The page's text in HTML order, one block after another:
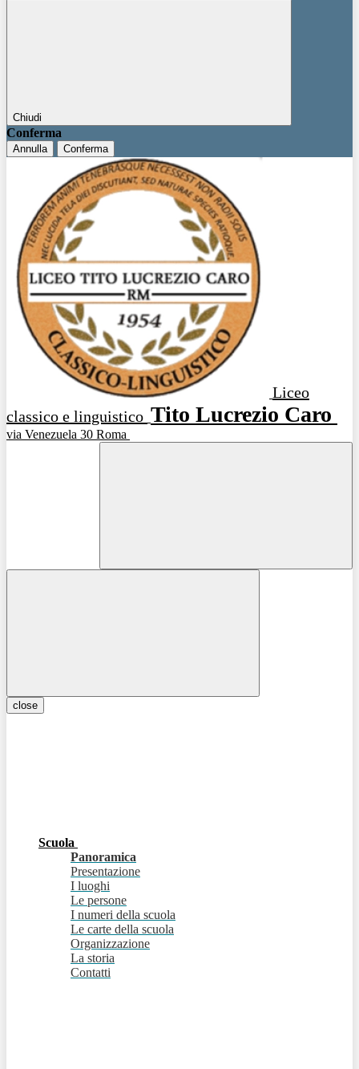
Chiudi
Conferma
Annulla Conferma
Liceo
classico e linguistico Tito Lucrezio Caro
via Venezuela 30 Roma
close
Scuola
Panoramica
Presentazione
I luoghi
Le persone
I numeri della scuola
Le carte della scuola
Organizzazione
La storia
Contatti